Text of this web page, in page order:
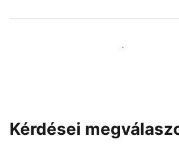
Csatlakozzon Önhöz hasonló
Kérdései